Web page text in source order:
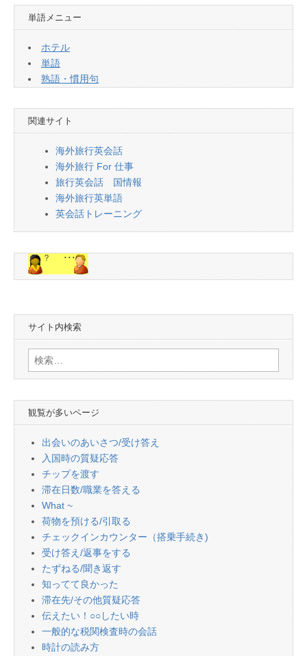
単語メニュー
ホテル
単語
熟語・慣用句
関連サイト
海外旅行英会話
海外旅行 For 仕事
旅行英会話 国情報
海外旅行英単語
英会話トレーニング
サイト内検索
検
索:
観覧が多いページ
出会いのあいさつ/受け答え
入国時の質疑応答
チップを渡す
滞在日数/職業を答える
What ~
荷物を預ける/引取る
チェックインカウンター（搭乗手続き)
受け答え/返事をする
たずねる/聞き返す
知ってて良かった
滞在先/その他質疑応答
伝えたい！○○したい時
一般的な税関検査時の会話
時計の読み方